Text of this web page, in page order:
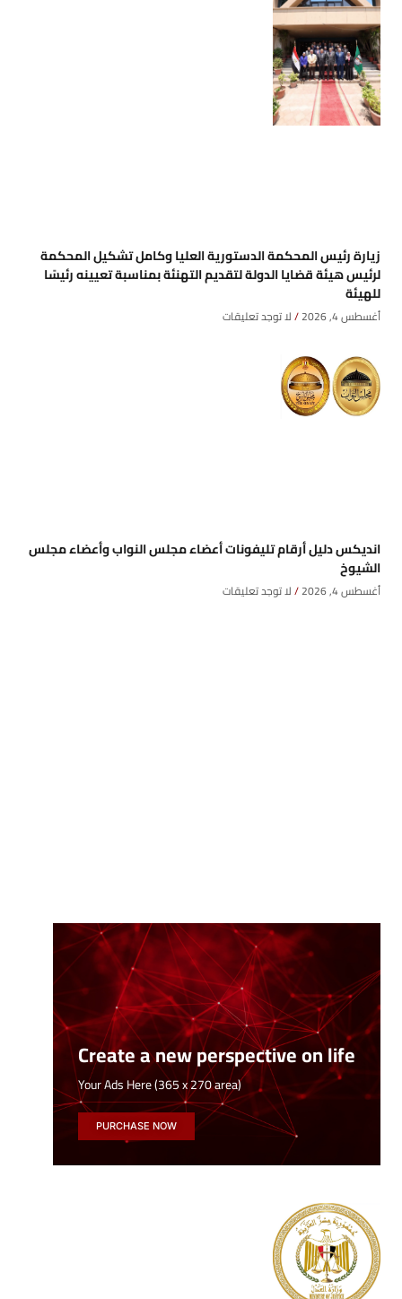
زيارة رئيس المحكمة الدستورية العليا وكامل تشكيل المحكمة
لرئيس هيئة قضايا الدولة لتقديم التهنئة بمناسبة تعيينه رئيسًا
للهيئة
أغسطس 4, 2026 لا توجد تعليقات
انديكس دليل أرقام تليفونات أعضاء مجلس النواب وأعضاء مجلس
الشيوخ
أغسطس 4, 2026 لا توجد تعليقات
Create a new perspective on life
Your Ads Here (365 x 270 area)
PURCHASE NOW